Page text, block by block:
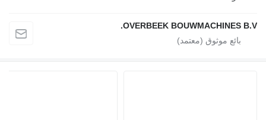
OVERBEEK BOUWMACHINES B.V.